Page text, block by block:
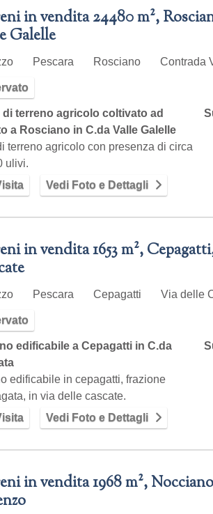
in vendita 24480 m²,
Galelle
Pescara Rosciano Contrada
di terreno agricolo coltivato ad
a Rosciano in C.da Valle Galelle
terreno agricolo con presenza di circa
ulivi.
Vedi Foto e Dettagli
in vendita 1653 m²,
Pescara Cepagatti Via delle
edificabile a Cepagatti in C.da
edificabile in cepagatti, frazione
in via delle cascate.
Vedi Foto e Dettagli
in vendita 1968 m²,